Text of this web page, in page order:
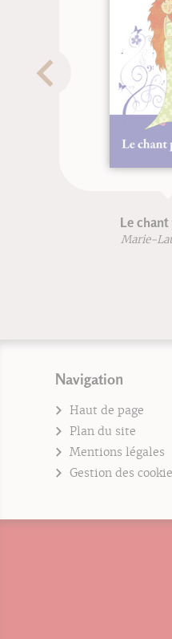
Le chant prénatal
Marie-Laure Potel
Navigation
Haut de page
Plan du site
Mentions légales
Gestion des